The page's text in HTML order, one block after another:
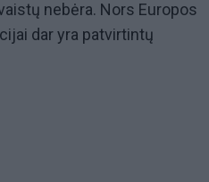
nebėra. Nors Europos
dar yra patvirtintų